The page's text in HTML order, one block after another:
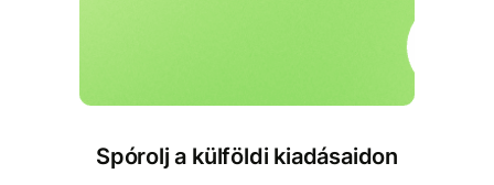
Spórolj a külföldi kiadásaidon